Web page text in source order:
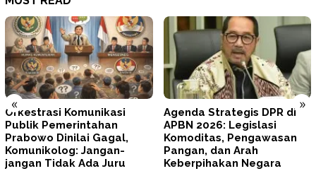
« »
Agenda Strategis DPR di
APBN 2026: Legislasi
Komoditas, Pengawasan
Pangan, dan Arah
Keberpihakan Negara
Tegas! Prabowo Minta
TNI–Polri Memperbaiki Diri
dan Mengunci
Profesionalisme